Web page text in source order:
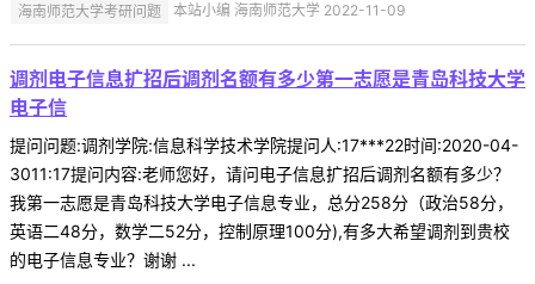
海南师范大学考研问题 本站小编 海南师范大学 2022-11-09
调剂电子信息扩招后调剂名额有多少第一志愿是青岛科技大学
电子信
提问问题:调剂学院:信息科学技术学院提问人:17***22时间:2020-04-
3011:17提问内容:老师您好，请问电子信息扩招后调剂名额有多少？
我第一志愿是青岛科技大学电子信息专业，总分258分（政治58分，
英语二48分，数学二52分，控制原理100分),有多大希望调剂到贵校
的电子信息专业？谢谢 ...